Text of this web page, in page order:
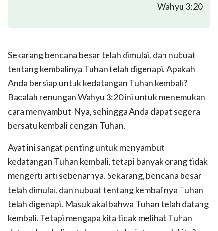
Wahyu 3:20
Sekarang bencana besar telah dimulai, dan nubuat
tentang kembalinya Tuhan telah digenapi. Apakah
Anda bersiap untuk kedatangan Tuhan kembali?
Bacalah renungan Wahyu 3:20 ini untuk menemukan
cara menyambut-Nya, sehingga Anda dapat segera
bersatu kembali dengan Tuhan.
Ayat ini sangat penting untuk menyambut
kedatangan Tuhan kembali, tetapi banyak orang tidak
mengerti arti sebenarnya. Sekarang, bencana besar
telah dimulai, dan nubuat tentang kembalinya Tuhan
telah digenapi. Masuk akal bahwa Tuhan telah datang
kembali. Tetapi mengapa kita tidak melihat Tuhan